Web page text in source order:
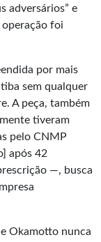
adversários” e
foi
por mais
sem qualquer
A peça, também
tiveram
pelo CNMP
após 42
—, busca
Okamotto nunca